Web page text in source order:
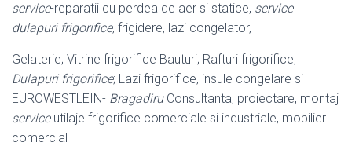
service-reparatii cu perdea de aer si statice, service
dulapuri frigorifice, frigidere, lazi congelator,
Gelaterie; Vitrine frigorifice Bauturi; Rafturi frigorifice;
Dulapuri frigorifice; Lazi frigorifice, insule congelare si
EUROWESTLEIN- BragadiruConsultanta, proiectare, montaj
serviceutilaje frigorifice comerciale si industriale, mobilier
comercial